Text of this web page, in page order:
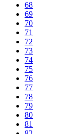
68
69
70
71
72
73
74
75
76
77
78
79
80
81